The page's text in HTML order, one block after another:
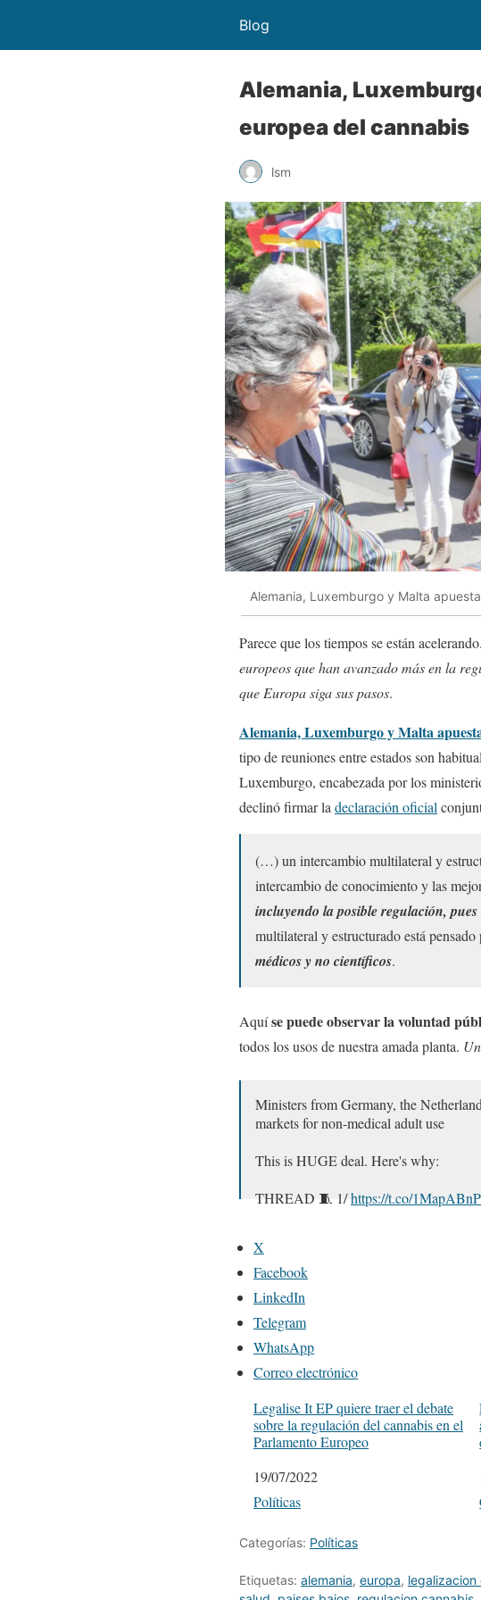
Blog
Alemania,
europea del cannabis
lsm
Alemania, Luxemburgo y Malta
Parece que los tiempos se están
europeos que han avanzado más en la
que Europa siga sus pasos.
Alemania, Luxemburgo y Malta
tipo de reuniones entre estados son
Luxemburgo, encabezada por los
declinó firmar la declaración oficial
(…) un intercambio multilateral y
intercambio de conocimiento y las
incluyendo la posible regulación,
multilateral y estructurado está pensado
médicos y no científicos.
Aquíse puede observar la voluntad
todos los usos de nuestra amada planta.
Ministers from Germany, the
markets for non-medical adult use
This is HUGE deal. Here's why:
THREAD 🧵 1/https://t.co/
X
Facebook
LinkedIn
Telegram
WhatsApp
Correo electrónico
Legalise It EP quiere traer el debate
sobre la regulación del cannabis en el
Parlamento Europeo
Fecha
19/07/2022
Respecto a
Políticas
Categorías: Políticas
Etiquetas: alemania, europa, legalizacion